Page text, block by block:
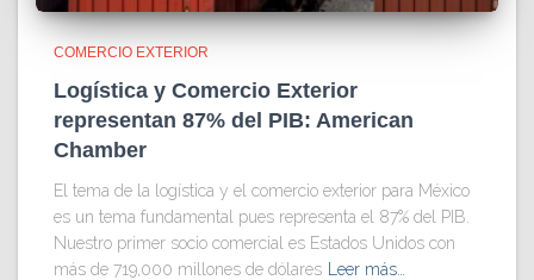
COMERCIO EXTERIOR
Logística y Comercio Exterior
representan 87% del PIB: American
Chamber
El tema de la logística y el comercio exterior para México
es un tema fundamental pues representa el 87% del PIB.
Nuestro primer socio comercial es Estados Unidos con
más de 719,000 millones de dólares
Leer más…